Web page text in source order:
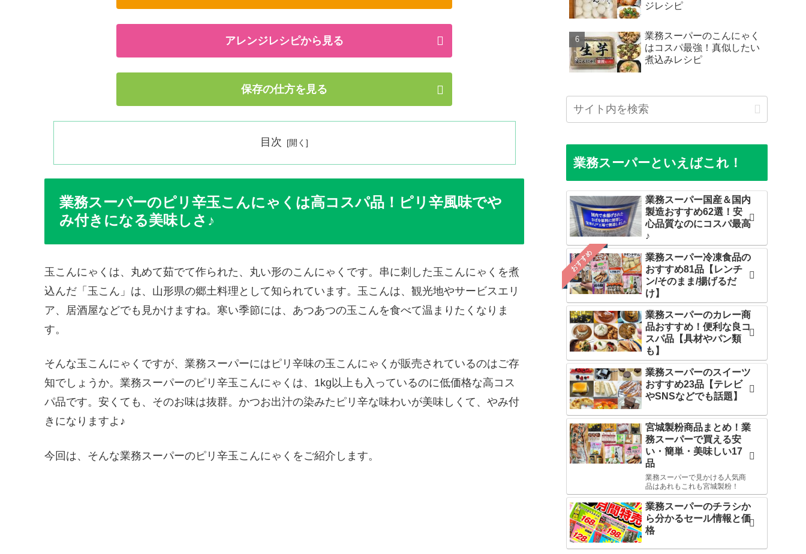
アレンジレシピから見る
保存の仕方を見る
目次
業務スーパーのピリ辛玉こんにゃくは高コスパ品！ピリ辛風味でや
み付きになる美味しさ♪
玉こんにゃくは、丸めて茹でて作られた、丸い形のこんにゃくです。串に刺した玉こんにゃくを煮
込んだ「玉こん」は、山形県の郷土料理として知られています。玉こんは、観光地やサービスエリ
ア、居酒屋などでも見かけますね。寒い季節には、あつあつの玉こんを食べて温まりたくなりま
す。
そんな玉こんにゃくですが、業務スーパーにはピリ辛味の玉こんにゃくが販売されているのはご存
知でしょうか。業務スーパーのピリ辛玉こんにゃくは、1kg以上も入っているのに低価格な高コス
パ品です。安くても、そのお味は抜群。かつお出汁の染みたピリ辛な味わいが美味しくて、やみ付
きになりますよ♪
今回は、そんな業務スーパーのピリ辛玉こんにゃくをご紹介します。
ジレシピ
業務スーパーのこんにゃく
はコスパ最強！真似したい
煮込みレシピ
業務スーパーといえばこれ！
業務スーパー国産＆国内
製造おすすめ62選！安
心品質なのにコスパ最高
♪
おすすめ
業務スーパー冷凍食品の
おすすめ81品【レンチ
ン/そのまま/揚げるだ
け】
業務スーパーのカレー商
品おすすめ！便利な良コ
スパ品【具材やパン類
も】
業務スーパーのスイーツ
おすすめ23品【テレビ
やSNSなどでも話題】
宮城製粉商品まとめ！業
務スーパーで買える安
い・簡単・美味しい17
品
業務スーパーで見かける人気商
品はあれもこれも宮城製粉！
業務スーパーのチラシか
ら分かるセール情報と価
格